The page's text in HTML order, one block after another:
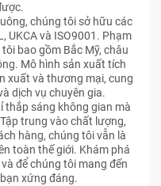
chúng tôi sở hữu các
UKCA và ISO9001. Phạm
bao gồm Bắc Mỹ, châu
Mô hình sản xuất tích
xuất và thương mại, cung
dịch vụ chuyên gia.
thắp sáng không gian mà
trung vào chất lượng,
hàng, chúng tôi vẫn là
toàn thế giới. Khám phá
để chúng tôi mang đến
xứng đáng.